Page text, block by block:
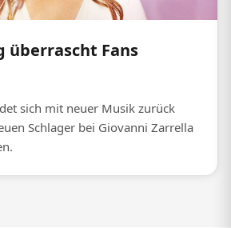
überrascht Fans
sich mit neuer Musik zurück
Schlager bei Giovanni Zarrella